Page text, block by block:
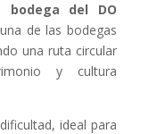
bodega del DO
de las bodegas
una ruta circular
y cultura
ideal para